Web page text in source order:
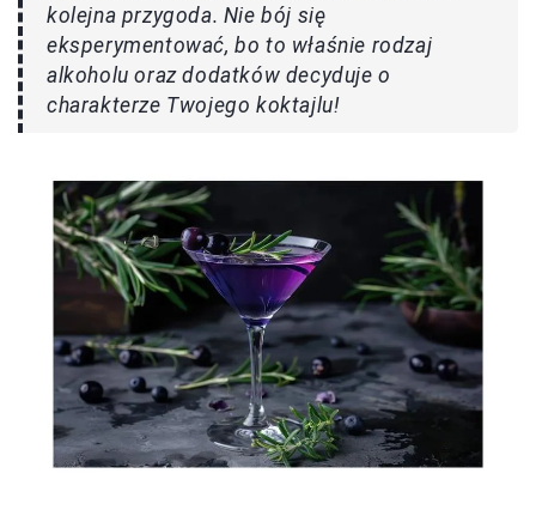
kolejna przygoda. Nie bój się
eksperymentować, bo to właśnie rodzaj
alkoholu oraz dodatków decyduje o
charakterze Twojego koktajlu!